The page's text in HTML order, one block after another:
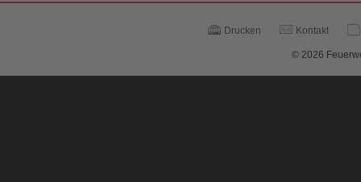
Drucken Kontakt
© 2026